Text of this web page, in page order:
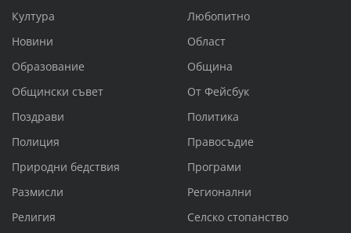
Култура
Любопитно
Новини
Област
Образование
Община
Общински съвет
От Фейсбук
Поздрави
Политика
Полиция
Правосъдие
Природни бедствия
Програми
Размисли
Регионални
Религия
Селско стопанство